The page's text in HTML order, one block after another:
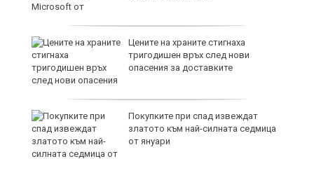
Цените на храните стигнаха
тригодишен връх след нови
опасения за доставките
Покупките при спад извеждат
златото към най-силната седмица
от януари